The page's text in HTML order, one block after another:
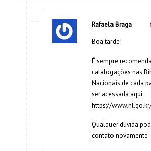
Rafaela Braga
Boa tarde!
É sempre
catalogações nas
Nacionais de cada
ser acessada aqui:
https://
Qualquer dúvida
contato novamente